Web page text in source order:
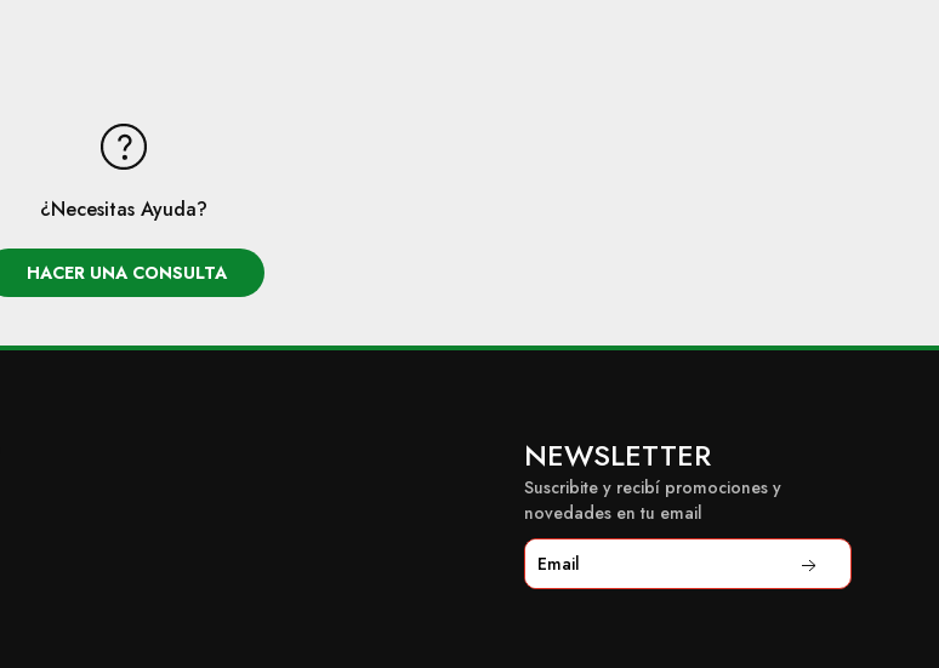
¿Necesitas Ayuda?
HACER UNA CONSULTA
NEWSLETTER
Suscribite y recibí promociones y
novedades en tu email